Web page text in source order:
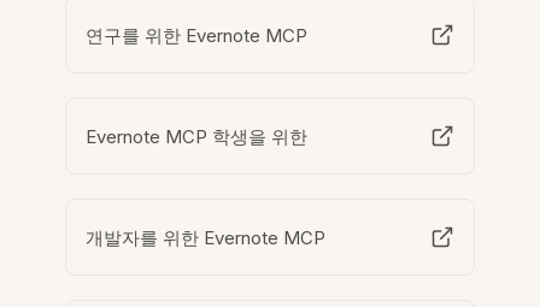
연구를 위한 Evernote MCP
Evernote MCP 학생을 위한
개발자를 위한 Evernote MCP